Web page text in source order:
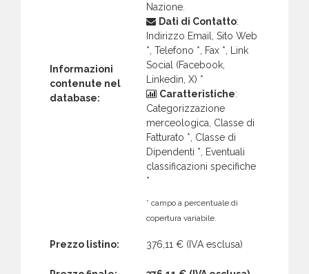
Informazioni
contenute nel
database:
Nazione.
Dati di Contatto:
Indirizzo Email, Sito Web
*, Telefono *, Fax *, Link
Social (Facebook,
Linkedin, X) *
Caratteristiche:
Categorizzazione
merceologica, Classe di
Fatturato *, Classe di
Dipendenti *, Eventuali
classificazioni specifiche
*
* campo a percentuale di
copertura variabile.
Prezzo listino: 376,11 € (IVA esclusa)